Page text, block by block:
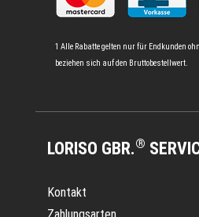
1 Alle Rabatte gelten nur für Endkunden
beziehen sich auf den Bruttobestellwert.
LORISO GBR.®
Kontakt